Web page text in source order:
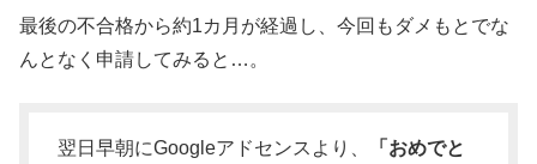
最後の不合格から約1カ月が経過し、今回もダメもとでな
んとなく申請してみると…。
翌日早朝にGoogleアドセンスより、 「おめでと